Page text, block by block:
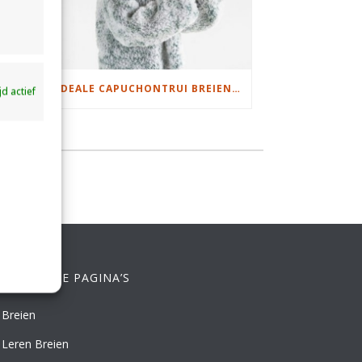
actief
DAMESJAS BREIEN VAN HEERLIJK ZACHT GAREN IDEALE CAPUCHONTRUI BREIEN VOOR THUIS OP DE BANK
PAGINA’S
Breien
Leren Breien